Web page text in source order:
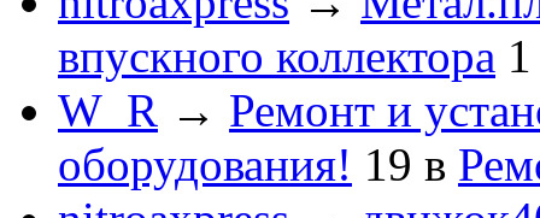
впускного коллектора 1
W_R → Ремонт и
оборудования! 19 в